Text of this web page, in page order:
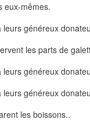
eux-mêmes.
les parts de
les boissons..